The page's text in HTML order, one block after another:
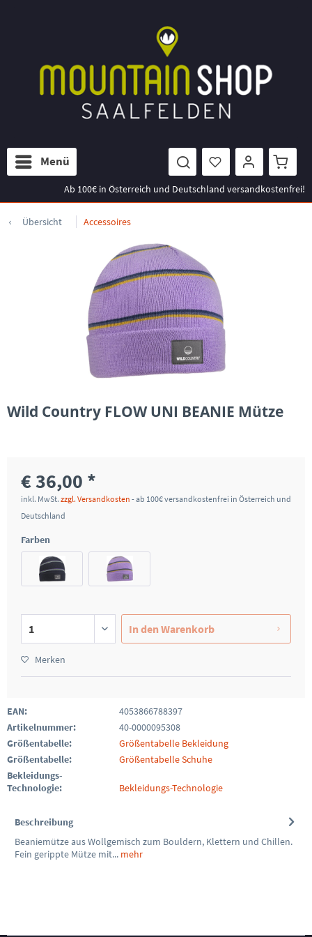
Menü
Ab 100€ in Österreich und Deutschland versandkostenfrei!
Übersicht Accessoires
Wild Country FLOW UNI BEANIE Mütze
€ 36,00 *
inkl. MwSt. zzgl. Versandkosten - ab 100€ versandkostenfrei in Österreich und
Deutschland
Farben
In den Warenkorb
Merken
EAN:
4053866788397
Artikelnummer:
40-0000095308
Größentabelle:
Größentabelle Bekleidung
Größentabelle:
Größentabelle Schuhe
Bekleidungs-
Technologie:
Bekleidungs-Technologie
Beschreibung
Beaniemütze aus Wollgemisch zum Bouldern, Klettern und Chillen.
Fein gerippte Mütze mit... mehr